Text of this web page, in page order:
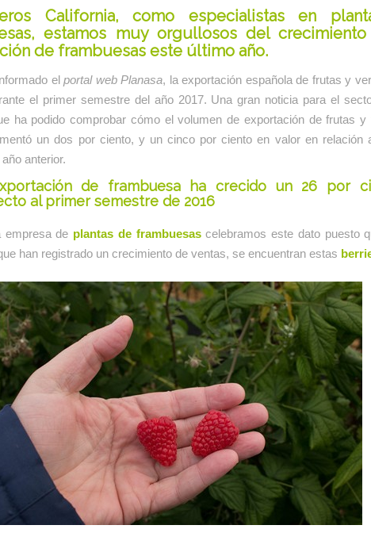
California, como especialistas en
, estamos muy orgullosos del
de frambuesas este último año.
el portal web Planasa, la exportación española de frutas y
el primer semestre del año 2017. Una gran noticia para el
ha podido comprobar cómo el volumen de exportación de frutas y
un dos por ciento, y un cinco por ciento en valor en relación
anterior.
de frambuesa ha crecido un 26 por
al primer semestre de 2016
empresa de plantas de frambuesascelebramos este dato puesto
han registrado un crecimiento de ventas, se encuentran estas